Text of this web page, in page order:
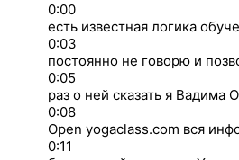
0:00
есть известная логика
0:03
постоянно не говорю и
0:05
раз о ней сказать я Вадима
0:08
Open yogaclass.com вся
0:11